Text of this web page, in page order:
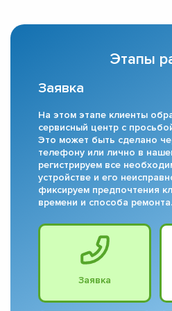
Этапы
Заявка
На этом этапе клиенты
сервисный центр с
Это может быть сделано
телефону или лично в
регистрируем все
устройстве и его
фиксируем предпочтения
времени и способа ремонта.
Заявка